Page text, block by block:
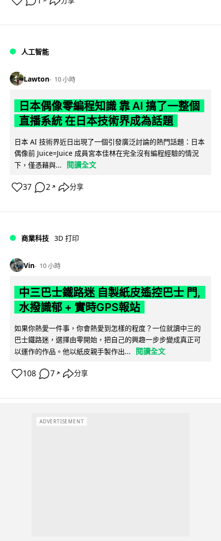
人工智能
Lawton 10 小時
日本偶像零編程知識 靠 AI 搞了一整個
直播系統 在日本技術界成為話題
日本 AI 技術界近日出現了一個引發廣泛討論的熱門話題：日本
偶像前 Juice=Juice 成員宮本佳林在完全沒有編程經驗的情況
下，僅憑藉與...
閱讀全文
37 2 ↗ 分享
商業科技 3D 打印
Vin 10 小時
中三巴士鐵路迷 自製紙皮遙控巴士 門,
水撥識郁 + 實時GPS報站
如果你熱愛一件事，你會熱愛到怎樣的程度？一位就讀中三的
巴士鐵路迷，選擇由零開始，把自己的興趣一步步變成真正可
以運作的作品。他以紙皮親手製作出...
閱讀全文
108 7 ↗ 分享
ADVERTISEMENT